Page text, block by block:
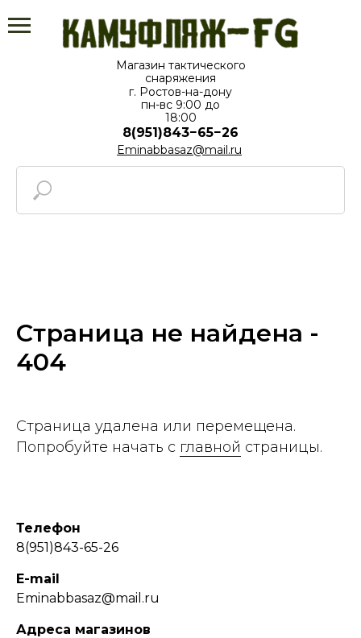
Магазин тактического
снаряжения
г. Ростов-на-дону
пн-вс⁠ 9:00 до
18:00
Eminabbasaz@mail.ru
8(951)843−65−26
Страница не найдена -
404
Страница удалена или перемещена.
Попробуйте начать с главной страницы.
Телефон
8(951)843-65-26
E-mail
Eminabbasaz@mail.ru
Адреса магазинов